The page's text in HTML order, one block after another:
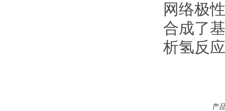
网络极
合成了
析氢反
产